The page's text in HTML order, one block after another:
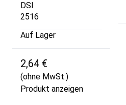
DSI
2516
Auf Lager
2,64 €
(ohne MwSt.)
Produkt anzeigen